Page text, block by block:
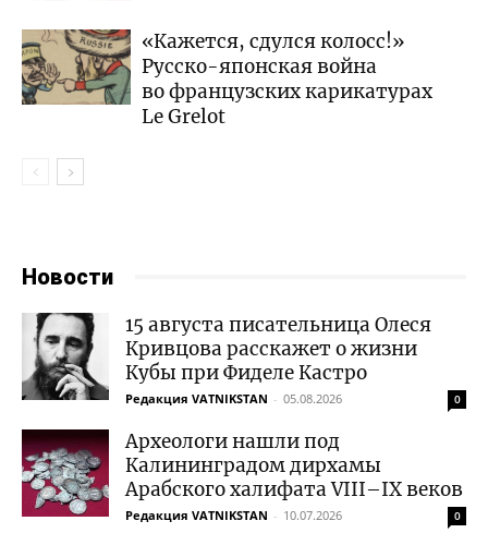
«Кажется, сдулся колосс!»
Русско-японская война
во французских карикатурах
Le Grelot
Новости
15 августа писательница Олеся
Кривцова расскажет о жизни
Кубы при Фиделе Кастро
Редакция VATNIKSTAN - 05.08.2026 0
Археологи нашли под
Калининградом дирхамы
Арабского халифата VIII–IX веков
Редакция VATNIKSTAN - 10.07.2026 0